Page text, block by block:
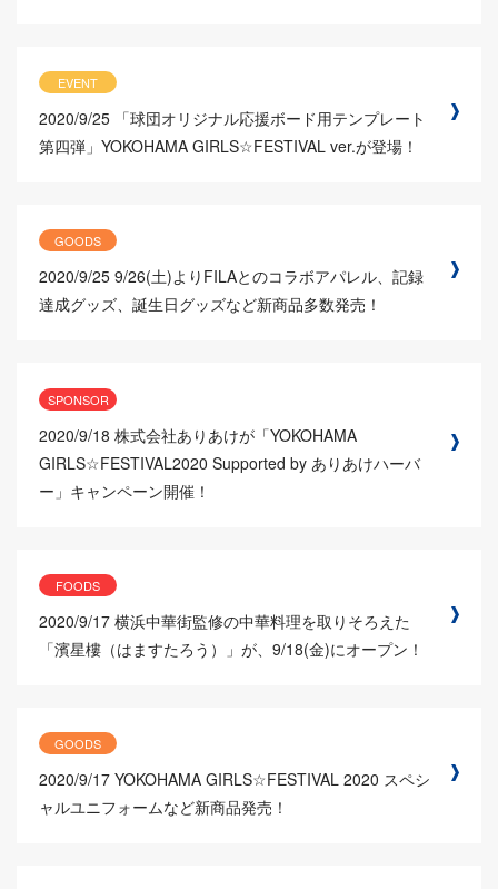
EVENT
2020/9/25 「球団オリジナル応援ボード用テンプレート
第四弾」YOKOHAMA GIRLS☆FESTIVAL ver.が登場！
GOODS
2020/9/25 9/26(土)よりFILAとのコラボアパレル、記録
達成グッズ、誕生日グッズなど新商品多数発売！
SPONSOR
2020/9/18 株式会社ありあけが「YOKOHAMA
GIRLS☆FESTIVAL2020 Supported by ありあけハーバ
ー」キャンペーン開催！
FOODS
2020/9/17 横浜中華街監修の中華料理を取りそろえた
「濱星樓（はますたろう）」が、9/18(金)にオープン！
GOODS
2020/9/17 YOKOHAMA GIRLS☆FESTIVAL 2020 スペシ
ャルユニフォームなど新商品発売！